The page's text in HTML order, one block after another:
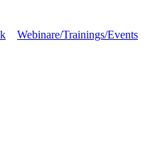
Webinare/Trainings/Events